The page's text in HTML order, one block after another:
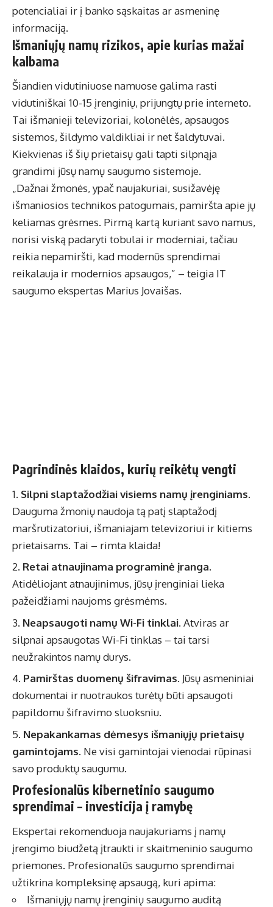
potencialiai ir į banko sąskaitas ar asmeninę
informaciją.
Išmaniųjų namų rizikos, apie kurias mažai
kalbama
Šiandien vidutiniuose namuose galima rasti
vidutiniškai 10-15 įrenginių, prijungtų prie interneto.
Tai išmanieji televizoriai, kolonėlės, apsaugos
sistemos, šildymo valdikliai ir net šaldytuvai.
Kiekvienas iš šių prietaisų gali tapti silpnąja
grandimi jūsų namų saugumo sistemoje.
„Dažnai žmonės, ypač naujakuriai, susižavėję
išmaniosios technikos patogumais, pamiršta apie jų
keliamas grėsmes. Pirmą kartą kuriant savo namus,
norisi viską padaryti tobulai ir moderniai, tačiau
reikia nepamiršti, kad modernūs sprendimai
reikalauja ir modernios apsaugos,” – teigia IT
saugumo ekspertas Marius Jovaišas.
Pagrindinės klaidos, kurių reikėtų vengti
Silpni slaptažodžiai visiems namų įrenginiams.
Dauguma žmonių naudoja tą patį slaptažodį
maršrutizatoriui, išmaniajam televizoriui ir kitiems
prietaisams. Tai – rimta klaida!
Retai atnaujinama programinė įranga.
Atidėliojant atnaujinimus, jūsų įrenginiai lieka
pažeidžiami naujoms grėsmėms.
Neapsaugoti namų Wi-Fi tinklai. Atviras ar
silpnai apsaugotas Wi-Fi tinklas – tai tarsi
neužrakintos namų durys.
Pamirštas duomenų šifravimas. Jūsų asmeniniai
dokumentai ir nuotraukos turėtų būti apsaugoti
papildomu šifravimo sluoksniu.
Nepakankamas dėmesys išmaniųjų prietaisų
gamintojams. Ne visi gamintojai vienodai rūpinasi
savo produktų saugumu.
Profesionalūs kibernetinio saugumo
sprendimai – investicija į ramybę
Ekspertai rekomenduoja naujakuriams į namų
įrengimo biudžetą įtraukti ir skaitmeninio saugumo
priemones. Profesionalūs saugumo sprendimai
užtikrina kompleksinę apsaugą, kuri apima:
Išmaniųjų namų įrenginių saugumo auditą